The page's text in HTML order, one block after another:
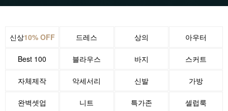
신상10% OFF 드레스 상의 아우터
Best 100 블라우스 바지 스커트
자체제작 악세서리 신발 가방
완벽셋업 니트 특가존 셀럽룩